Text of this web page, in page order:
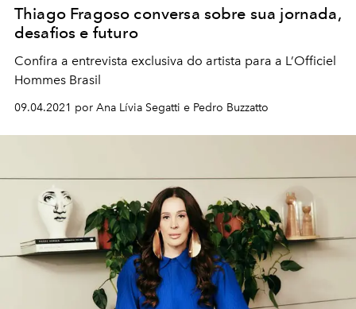
Thiago Fragoso conversa sobre sua jornada,
desafios e futuro
Confira a entrevista exclusiva do artista para a L’Officiel
Hommes Brasil
09.04.2021 por Ana Lívia Segatti e Pedro Buzzatto